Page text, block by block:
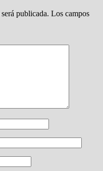
publicada. Los campos